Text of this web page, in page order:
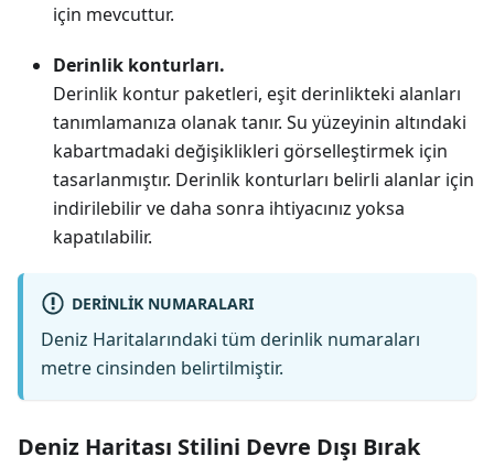
için mevcuttur.
Derinlik konturları.
Derinlik kontur paketleri, eşit derinlikteki alanları
tanımlamanıza olanak tanır. Su yüzeyinin altındaki
kabartmadaki değişiklikleri görselleştirmek için
tasarlanmıştır. Derinlik konturları belirli alanlar için
indirilebilir ve daha sonra ihtiyacınız yoksa
kapatılabilir.
DERINLIK NUMARALARI
Deniz Haritalarındaki tüm derinlik numaraları
metre cinsinden belirtilmiştir.
Deniz Haritası Stilini Devre Dışı Bırak